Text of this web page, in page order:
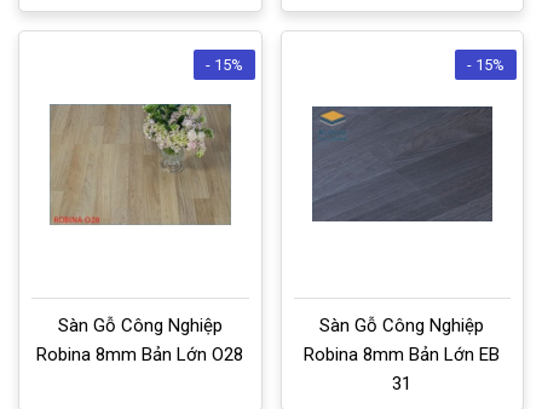
- 15%
Sàn Gỗ Công Nghiệp
Robina 8mm Bản Lớn O28
- 15%
Sàn Gỗ Công Nghiệp
Robina 8mm Bản Lớn EB
31